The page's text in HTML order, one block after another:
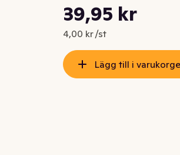
Nuvarande pris är: 39,95 kr
39,95 kr
4,00 kr /st
Styckpris: 4,00 kr /st
Lägg till i